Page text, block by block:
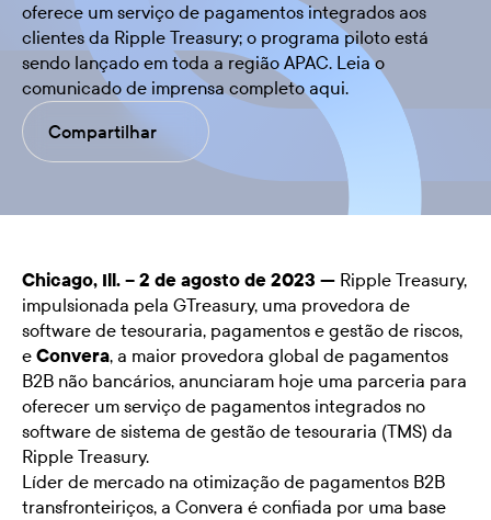
oferece um serviço de pagamentos integrados aos
clientes da Ripple Treasury; o programa piloto está
sendo lançado em toda a região APAC. Leia o
comunicado de imprensa completo aqui.
Compartilhar
Chicago, Ill. – 2 de agosto de 2023 — Ripple Treasury,
impulsionada pela GTreasury, uma provedora de
software de tesouraria, pagamentos e gestão de riscos,
e Convera, a maior provedora global de pagamentos
B2B não bancários, anunciaram hoje uma parceria para
oferecer um serviço de pagamentos integrados no
software de sistema de gestão de tesouraria (TMS) da
Ripple Treasury.
Líder de mercado na otimização de pagamentos B2B
transfronteiriços, a Convera é confiada por uma base